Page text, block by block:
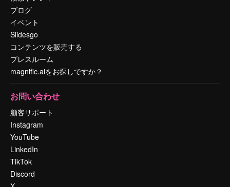
ブログ
イベント
Slidesgo
コンテンツを販売する
プレスルーム
magnific.aiをお探しですか？
お問い合わせ
顧客サポート
Instagram
YouTube
LinkedIn
TikTok
Discord